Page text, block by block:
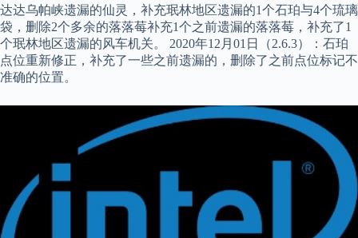
达达乌帕峡遗漏的仙灵，补充珉林地区遗漏的1个石珀与4个琉璃
袋，删除2个多余的落落莓补充1个之前遗漏的落落莓，补充了1
个珉林地区遗漏的风车机关。 2020年12月01日（2.6.3）：石珀
点位重新修正，补充了一些之前遗漏的，删除了之前点位标记不
准确的位置。